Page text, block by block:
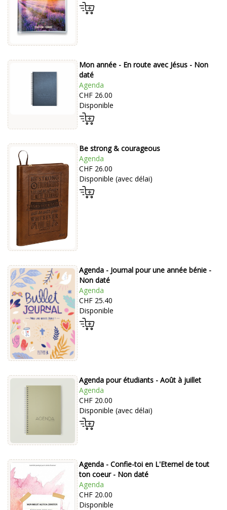
Mon année - En route avec Jésus - Non
daté
Agenda
CHF 26.00
Disponible
Be strong & courageous
Agenda
CHF 26.00
Disponible (avec délai)
Agenda - Journal pour une année bénie -
Non daté
Agenda
CHF 25.40
Disponible
Agenda pour étudiants - Août à juillet
Agenda
CHF 20.00
Disponible (avec délai)
Agenda - Confie-toi en L'Eternel de tout
ton coeur - Non daté
Agenda
CHF 20.00
Disponible